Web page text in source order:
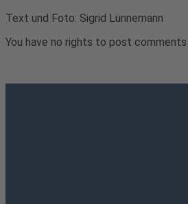
Text und Foto: Sigrid Lünnemann
You have no rights to post comments